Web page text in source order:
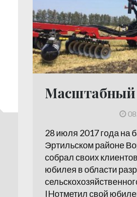
Масштабный
28 июля 2017 года на
Эртильском районе
собрал своих
юбилея в области
IHотметил свой